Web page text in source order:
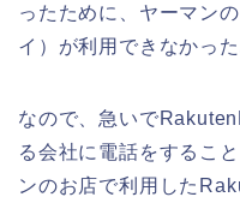
ったために、ヤーマン
イ）が利用できなかっ
なので、急いで
る会社に電話をするこ
ンのお店で利用した